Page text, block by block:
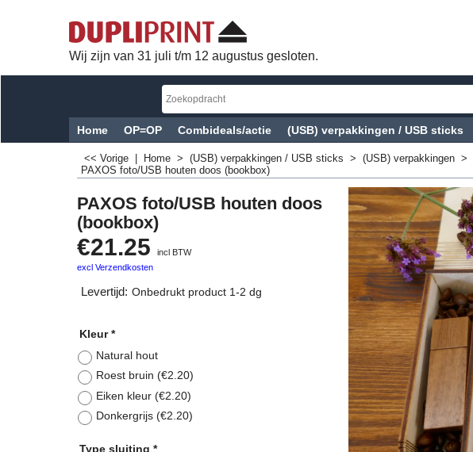
Wij zijn van 31 juli t/m 12 augustus gesloten.
Home OP=OP Combideals/actie (USB) verpakkingen / USB sticks
<< Vorige Home > (USB) verpakkingen / USB sticks > (USB) verpakkingen >
PAXOS foto/USB houten doos (bookbox)
PAXOS foto/USB houten doos
(bookbox)
€21.25
incl BTW
excl Verzendkosten
Levertijd: Onbedrukt product 1-2 dg
Kleur*
Natural hout
Roest bruin (€2.20)
Eiken kleur (€2.20)
Donkergrijs (€2.20)
Type sluiting *